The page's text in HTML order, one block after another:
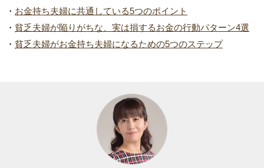
・ お金持ち夫婦に共通している5つのポイント
・ 貧乏夫婦が陥りがちな、実は損するお金の行動パターン4選
・ 貧乏夫婦がお金持ち夫婦になるための5つのステップ